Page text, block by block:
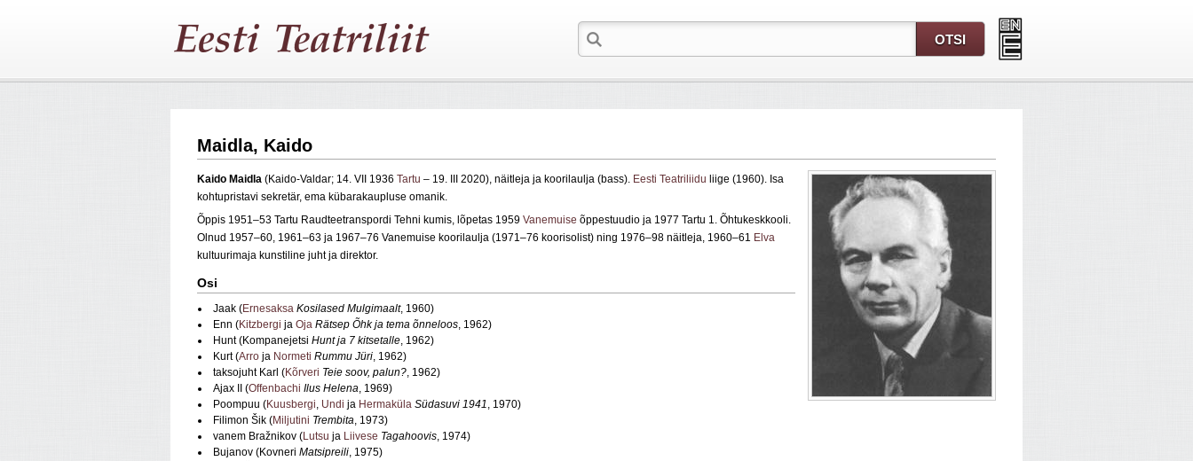
Maidla, Kaido
Kaido Maidla (Kaido-Valdar; 14. VII 1936 Tartu – 19. III 2020), näitleja ja koorilaulja (bass). Eesti Teatriliidu liige (1960). Isa
kohtupristavi sekretär, ema kübarakaupluse omanik.
Õppis 1951–53 Tartu Raudteetranspordi Tehni kumis, lõpetas 1959 Vanemuise õppestuudio ja 1977 Tartu 1. Õhtukeskkooli.
Olnud 1957–60, 1961–63 ja 1967–76 Vanemuise koorilaulja (1971–76 koorisolist) ning 1976–98 näitleja, 1960–61 Elva
kultuurimaja kunstiline juht ja direktor.
Osi
Jaak (Ernesaksa Kosilased Mulgimaalt, 1960)
Enn (Kitzbergi ja Oja Rätsep Õhk ja tema õnneloos, 1962)
Hunt (Kompanejetsi Hunt ja 7 kitsetalle, 1962)
Kurt (Arro ja Normeti Rummu Jüri, 1962)
taksojuht Karl (Kõrveri Teie soov, palun?, 1962)
Ajax II (Offenbachi Ilus Helena, 1969)
Poompuu (Kuusbergi, Undi ja Hermaküla Südasuvi 1941, 1970)
Filimon Šik (Miljutini Trembita, 1973)
vanem Bražnikov (Lutsu ja Liivese Tagahoovis, 1974)
Bujanov (Kovneri Matsipreili, 1975)